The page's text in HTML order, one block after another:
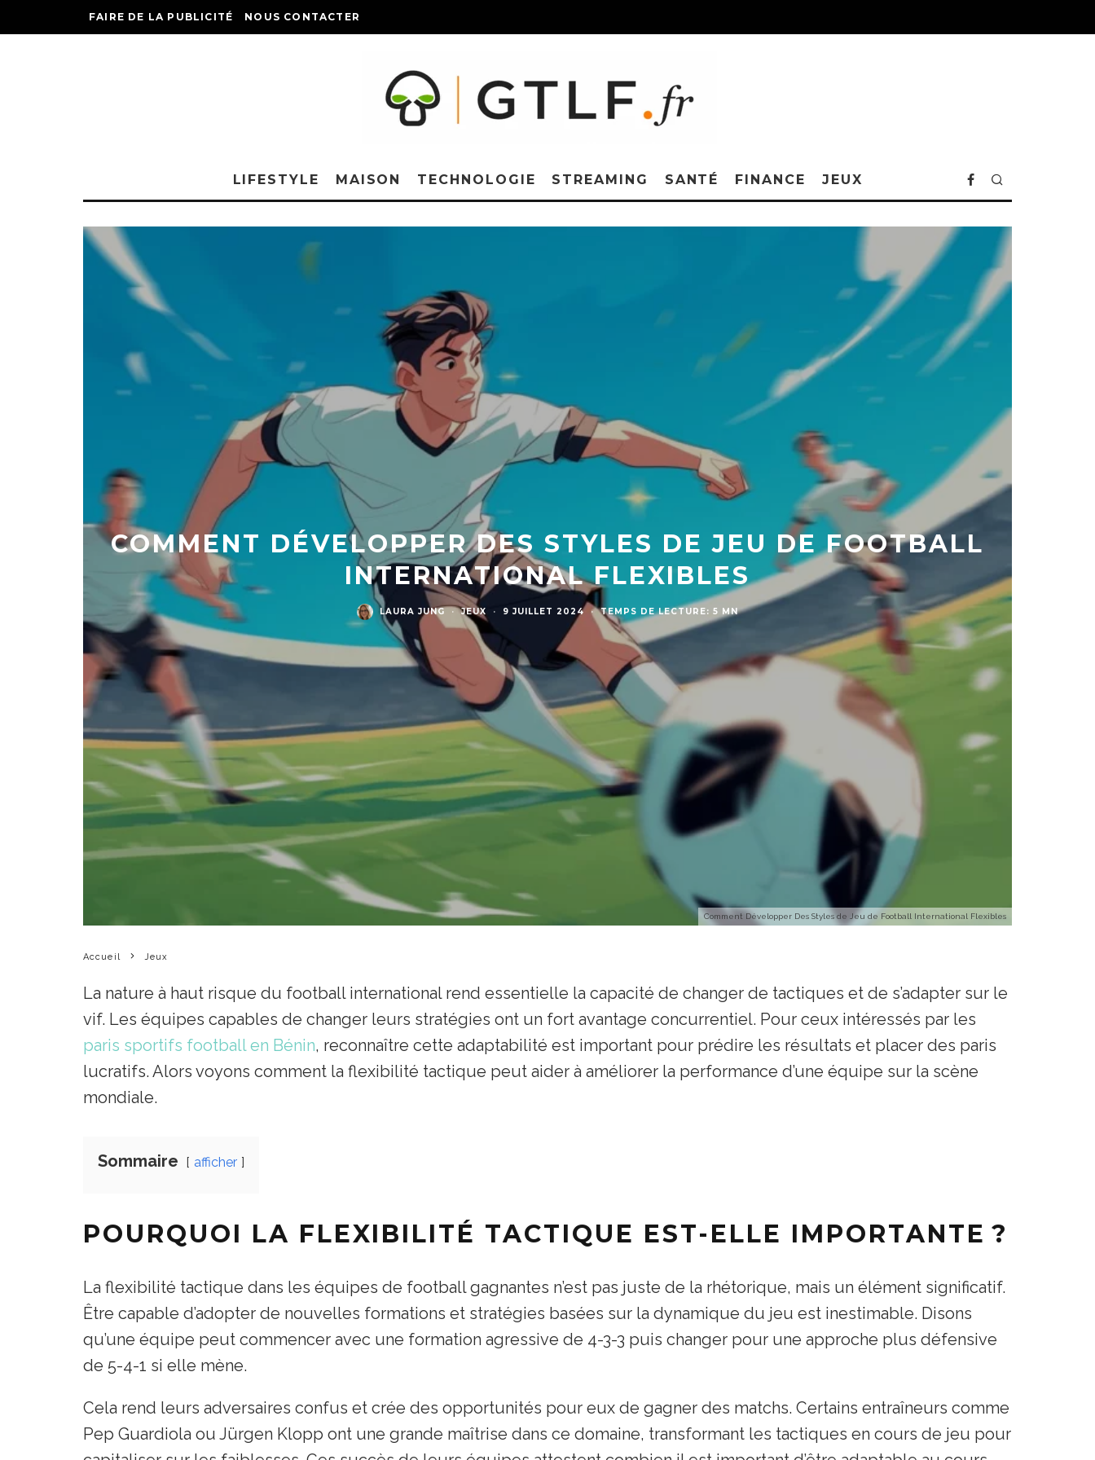
FAIRE DE LA PUBLICITÉ NOUS CONTACTER
LIFESTYLE MAISON TECHNOLOGIE STREAMING SANTÉ FINANCE JEUX
Comment Développer Des Styles de Jeu de Football International Flexibles
COMMENT DÉVELOPPER DES STYLES DE JEU DE FOOTBALL
INTERNATIONAL FLEXIBLES
LAURA JUNG · JEUX · 9 JUILLET 2024 · TEMPS DE LECTURE: 5 MN
Accueil Jeux
La nature à haut risque du football international rend essentielle la capacité de changer de tactiques et de s’adapter sur le
vif. Les équipes capables de changer leurs stratégies ont un fort avantage concurrentiel. Pour ceux intéressés par les
paris sportifs football en Bénin, reconnaître cette adaptabilité est important pour prédire les résultats et placer des paris
lucratifs. Alors voyons comment la flexibilité tactique peut aider à améliorer la performance d’une équipe sur la scène
mondiale.
Sommaire afficher
POURQUOI LA FLEXIBILITÉ TACTIQUE EST-ELLE IMPORTANTE ?
La flexibilité tactique dans les équipes de football gagnantes n’est pas juste de la rhétorique, mais un élément significatif.
Être capable d’adopter de nouvelles formations et stratégies basées sur la dynamique du jeu est inestimable. Disons
qu’une équipe peut commencer avec une formation agressive de 4-3-3 puis changer pour une approche plus défensive
de 5-4-1 si elle mène.
Cela rend leurs adversaires confus et crée des opportunités pour eux de gagner des matchs. Certains entraîneurs comme
Pep Guardiola ou Jürgen Klopp ont une grande maîtrise dans ce domaine, transformant les tactiques en cours de jeu pour